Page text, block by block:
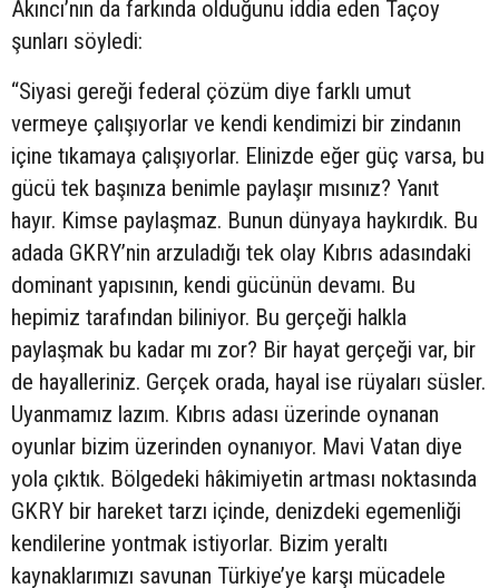
Akıncı’nın da farkında olduğunu iddia eden Taçoy
şunları söyledi:
“Siyasi gereği federal çözüm diye farklı umut
vermeye çalışıyorlar ve kendi kendimizi bir zindanın
içine tıkamaya çalışıyorlar. Elinizde eğer güç varsa, bu
gücü tek başınıza benimle paylaşır mısınız? Yanıt
hayır. Kimse paylaşmaz. Bunun dünyaya haykırdık. Bu
adada GKRY’nin arzuladığı tek olay Kıbrıs adasındaki
dominant yapısının, kendi gücünün devamı. Bu
hepimiz tarafından biliniyor. Bu gerçeği halkla
paylaşmak bu kadar mı zor? Bir hayat gerçeği var, bir
de hayalleriniz. Gerçek orada, hayal ise rüyaları süsler.
Uyanmamız lazım. Kıbrıs adası üzerinde oynanan
oyunlar bizim üzerinden oynanıyor. Mavi Vatan diye
yola çıktık. Bölgedeki hâkimiyetin artması noktasında
GKRY bir hareket tarzı içinde, denizdeki egemenliği
kendilerine yontmak istiyorlar. Bizim yeraltı
kaynaklarımızı savunan Türkiye’ye karşı mücadele